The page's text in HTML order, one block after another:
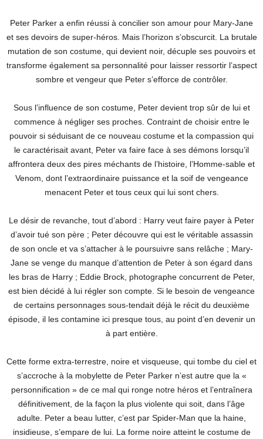
Peter Parker a enfin réussi à concilier son amour pour Mary-Jane
et ses devoirs de super-héros. Mais l’horizon s’obscurcit. La brutale
mutation de son costume, qui devient noir, décuple ses pouvoirs et
transforme également sa personnalité pour laisser ressortir l’aspect
sombre et vengeur que Peter s’efforce de contrôler.
Sous l’influence de son costume, Peter devient trop sûr de lui et
commence à négliger ses proches. Contraint de choisir entre le
pouvoir si séduisant de ce nouveau costume et la compassion qui
le caractérisait avant, Peter va faire face à ses démons lorsqu’il
affrontera deux des pires méchants de l’histoire, l’Homme-sable et
Venom, dont l’extraordinaire puissance et la soif de vengeance
menacent Peter et tous ceux qui lui sont chers.
Le désir de revanche, tout d’abord : Harry veut faire payer à Peter
d’avoir tué son père ; Peter découvre qui est le véritable assassin
de son oncle et va s’attacher à le poursuivre sans relâche ; Mary-
Jane se venge du manque d’attention de Peter à son égard dans
les bras de Harry ; Eddie Brock, photographe concurrent de Peter,
est bien décidé à lui régler son compte. Si le besoin de vengeance
de certains personnages sous-tendait déjà le récit du deuxième
épisode, il les contamine ici presque tous, au point d’en devenir un
à part entière.
Cette forme extra-terrestre, noire et visqueuse, qui tombe du ciel et
s’accroche à la mobylette de Peter Parker n’est autre que la «
personnification » de ce mal qui ronge notre héros et l’entraînera
définitivement, de la façon la plus violente qui soit, dans l’âge
adulte. Peter a beau lutter, c’est par Spider-Man que la haine,
insidieuse, s’empare de lui. La forme noire atteint le costume de